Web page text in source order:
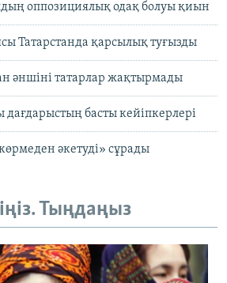
оппозициялық одақ болуы қиын
Татарстанда қарсылық туғызды
әншіні татарлар жақтырмады
дағдарыстың басты кейіпкерлері
әкетуді» сұрады
Тыңдаңыз